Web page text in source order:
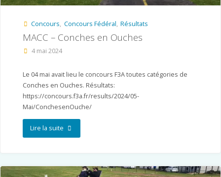
Concours, Concours Fédéral, Résultats
MACC – Conches en Ouches
4 mai 2024
Le 04 mai avait lieu le concours F3A toutes catégories de
Conches en Ouches. Résultats:
https://concours.f3a.fr/results/2024/05-
Mai/ConchesenOuche/
Lire la suite"MACC